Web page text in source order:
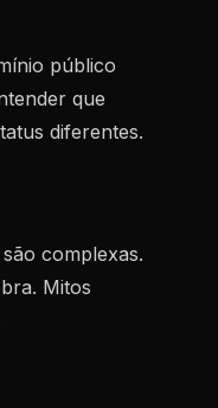
público
que
diferentes.
complexas.
Mitos